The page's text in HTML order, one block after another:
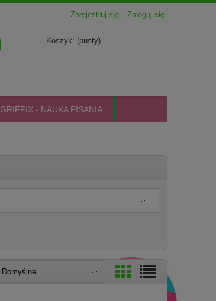
Zarejestruj się Zaloguj się
Koszyk: (pusty)
GRIFFIX - NAUKA PISANIA